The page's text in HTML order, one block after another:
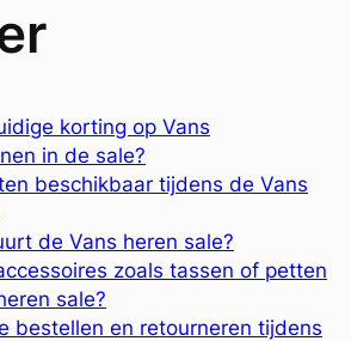
korting op Vans
in de sale?
beschikbaar tijdens de Vans
de Vans heren sale?
zoals tassen of petten
sale?
bestellen en retourneren tijdens